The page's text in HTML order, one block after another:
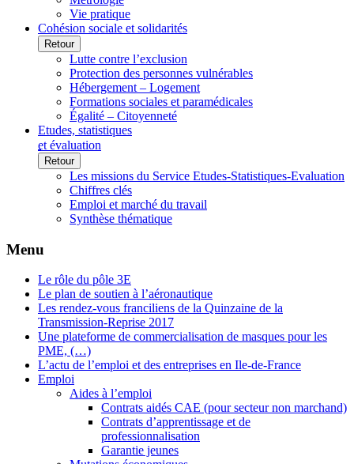
Vie pratique
Cohésion sociale et solidarités
Retour
Lutte contre l’exclusion
Protection des personnes vulnérables
Hébergement – Logement
Formations sociales et paramédicales
Égalité – Citoyenneté
Etudes, statistiques
et évaluation
Retour
Les missions du Service Etudes-Statistiques-Evaluation
Chiffres clés
Emploi et marché du travail
Synthèse thématique
Menu
Le rôle du pôle 3E
Le plan de soutien à l’aéronautique
Les rendez-vous franciliens de la Quinzaine de la
Transmission-Reprise 2017
Une plateforme de commercialisation de masques pour les
PME, (…)
L’actu de l’emploi et des entreprises en Ile-de-France
Emploi
Aides à l’emploi
Contrats aidés CAE (pour secteur non marchand)
Contrats d’apprentissage et de
professionnalisation
Garantie jeunes